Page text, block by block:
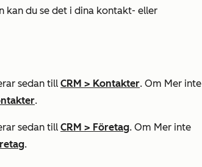
kan du se det i dina kontakt- eller
sedan till CRM > Kontakter. Om Mer inte
.
sedan till CRM > Företag. Om Mer inte
.